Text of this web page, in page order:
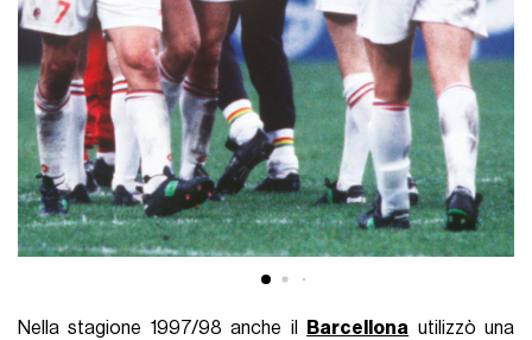
Nella stagione 1997/98 anche il Barcellona utilizzò una